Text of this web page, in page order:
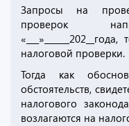
Запросы на
проверок
налоговой проверки.
Тогда как
обстоятельств,
налогового
возлагаются на